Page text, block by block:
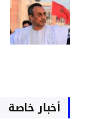
أخبار خاصة